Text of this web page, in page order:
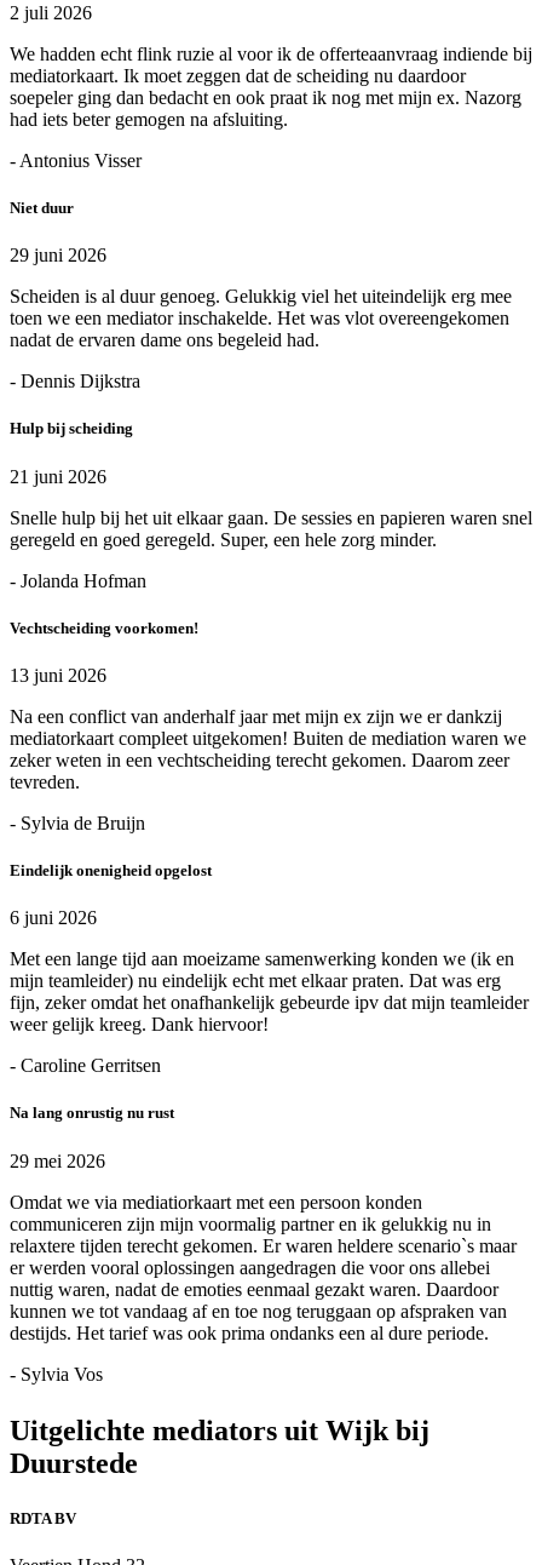
2 juli 2026
We hadden echt flink ruzie al voor ik de offerteaanvraag indiende bij
mediatorkaart. Ik moet zeggen dat de scheiding nu daardoor
soepeler ging dan bedacht en ook praat ik nog met mijn ex. Nazorg
had iets beter gemogen na afsluiting.
- Antonius Visser
Niet duur
29 juni 2026
Scheiden is al duur genoeg. Gelukkig viel het uiteindelijk erg mee
toen we een mediator inschakelde. Het was vlot overeengekomen
nadat de ervaren dame ons begeleid had.
- Dennis Dijkstra
Hulp bij scheiding
21 juni 2026
Snelle hulp bij het uit elkaar gaan. De sessies en papieren waren snel
geregeld en goed geregeld. Super, een hele zorg minder.
- Jolanda Hofman
Vechtscheiding voorkomen!
13 juni 2026
Na een conflict van anderhalf jaar met mijn ex zijn we er dankzij
mediatorkaart compleet uitgekomen! Buiten de mediation waren we
zeker weten in een vechtscheiding terecht gekomen. Daarom zeer
tevreden.
- Sylvia de Bruijn
Eindelijk onenigheid opgelost
6 juni 2026
Met een lange tijd aan moeizame samenwerking konden we (ik en
mijn teamleider) nu eindelijk echt met elkaar praten. Dat was erg
fijn, zeker omdat het onafhankelijk gebeurde ipv dat mijn teamleider
weer gelijk kreeg. Dank hiervoor!
- Caroline Gerritsen
Na lang onrustig nu rust
29 mei 2026
Omdat we via mediatiorkaart met een persoon konden
communiceren zijn mijn voormalig partner en ik gelukkig nu in
relaxtere tijden terecht gekomen. Er waren heldere scenario`s maar
er werden vooral oplossingen aangedragen die voor ons allebei
nuttig waren, nadat de emoties eenmaal gezakt waren. Daardoor
kunnen we tot vandaag af en toe nog teruggaan op afspraken van
destijds. Het tarief was ook prima ondanks een al dure periode.
- Sylvia Vos
Uitgelichte mediators uit Wijk bij
Duurstede
RDTA BV